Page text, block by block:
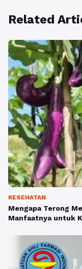
Related
KESEHATAN
Mengapa Terong
Manfaatnya untuk